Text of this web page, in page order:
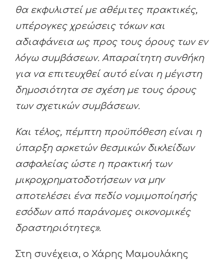
θα εκφυλιστεί με αθέμιτες πρακτικές,
υπέρογκες χρεώσεις τόκων και
αδιαφάνεια ως προς τους όρους των εν
λόγω συμβάσεων. Απαραίτητη συνθήκη
για να επιτευχθεί αυτό είναι η μέγιστη
δημοσιότητα σε σχέση με τους όρους
των σχετικών συμβάσεων.
Και τέλος, πέμπτη προϋπόθεση είναι η
ύπαρξη αρκετών θεσμικών δικλείδων
ασφαλείας ώστε η πρακτική των
μικροχρηματοδοτήσεων να μην
αποτελέσει ένα πεδίο νομιμοποίησής
εσόδων από παράνομες οικονομικές
δραστηριότητες».
Στη συνέχεια, ο Χάρης Μαμουλάκης